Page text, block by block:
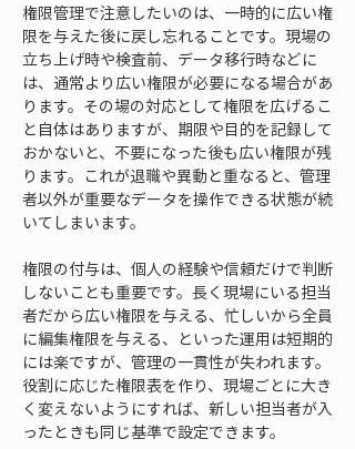
権限管理で注意したいのは、一時的に広い権
限を与えた後に戻し忘れることです。現場の
立ち上げ時や検査前、データ移行時などに
は、通常より広い権限が必要になる場合があ
ります。その場の対応として権限を広げるこ
と自体はありますが、期限や目的を記録して
おかないと、不要になった後も広い権限が残
ります。これが退職や異動と重なると、管理
者以外が重要なデータを操作できる状態が続
いてしまいます。
権限の付与は、個人の経験や信頼だけで判断
しないことも重要です。長く現場にいる担当
者だから広い権限を与える、忙しいから全員
に編集権限を与える、といった運用は短期的
には楽ですが、管理の一貫性が失われます。
役割に応じた権限表を作り、現場ごとに大き
く変えないようにすれば、新しい担当者が入
ったときも同じ基準で設定できます。